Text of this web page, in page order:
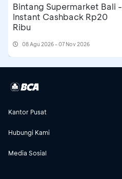
Bintang Supermarket Bali -
Instant Cashback Rp20
Ribu
08 Agu 2026 - 07 Nov 2026
Kantor Pusat
Hubungi Kami
Media Sosial